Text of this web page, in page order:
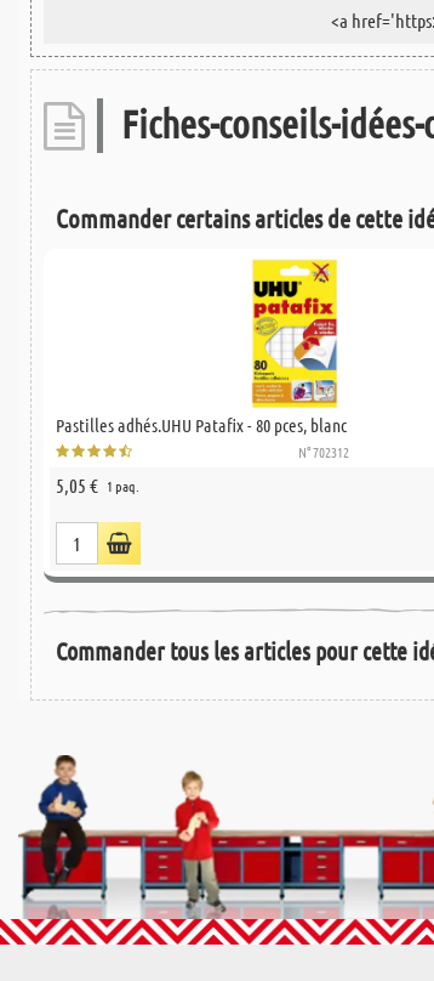
Fiches-conseils-
Commander certains articles de cette
Pastilles adhés.UHU Patafix - 80 pces, blanc
N° 702312
5,05 € 1 paq.
Commander tous les articles pour cette